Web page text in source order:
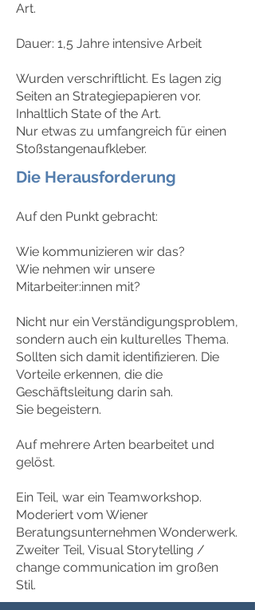
Art.
Dauer: 1,5 Jahre intensive Arbeit
Wurden verschriftlicht. Es lagen zig
Seiten an Strategiepapieren vor.
Inhaltlich State of the Art.
Nur etwas zu umfangreich für einen
Stoßstangenaufkleber.
Die Herausforderung
Auf den Punkt gebracht:
Wie kommunizieren wir das?
Wie nehmen wir unsere
Mitarbeiter:innen mit?
Nicht nur ein Verständigungsproblem,
sondern auch ein kulturelles Thema.
Sollten sich damit identifizieren. Die
Vorteile erkennen, die die
Geschäftsleitung darin sah.
Sie begeistern.
Auf mehrere Arten bearbeitet und
gelöst.
Ein Teil, war ein Teamworkshop.
Moderiert vom Wiener
Beratungsunternehmen Wonderwerk.
Zweiter Teil, Visual Storytelling /
change communication im großen
Stil.